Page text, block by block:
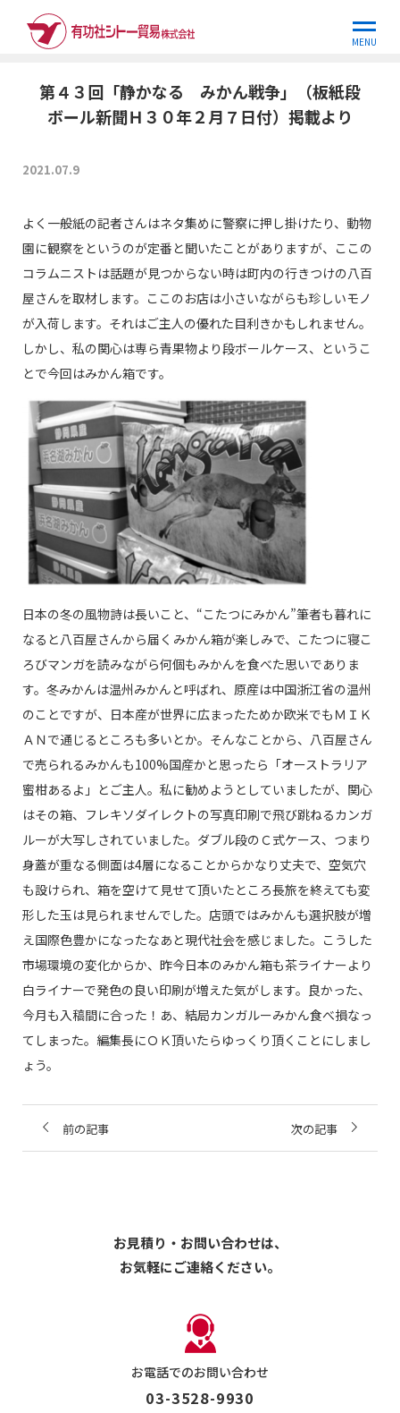
MENU
ホーム世界の現場から
第４３回「静かなる みかん戦争」（板紙
段…
第４３回「静かなる みかん戦争」（板紙段
ボール新聞Ｈ３０年２月７日付）掲載より
2021.07.9
よく一般紙の記者さんはネタ集めに警察に押し掛けたり、動物
園に観察をというのが定番と聞いたことがありますが、ここの
コラムニストは話題が見つからない時は町内の行きつけの八百
屋さんを取材します。ここのお店は小さいながらも珍しいモノ
が入荷します。それはご主人の優れた目利きかもしれません。
しかし、私の関心は専ら青果物より段ボールケース、というこ
とで今回はみかん箱です。
日本の冬の風物詩は長いこと、“こたつにみかん”筆者も暮れに
なると八百屋さんから届くみかん箱が楽しみで、こたつに寝こ
ろびマンガを読みながら何個もみかんを食べた思いでありま
す。冬みかんは温州みかんと呼ばれ、原産は中国浙江省の温州
のことですが、日本産が世界に広まったためか欧米でもＭＩＫ
ＡＮで通じるところも多いとか。そんなことから、八百屋さん
で売られるみかんも100%国産かと思ったら「オーストラリア
蜜柑あるよ」とご主人。私に勧めようとしていましたが、関心
はその箱、フレキソダイレクトの写真印刷で飛び跳ねるカンガ
ルーが大写しされていました。ダブル段のＣ式ケース、つまり
身蓋が重なる側面は4層になることからかなり丈夫で、空気穴
も設けられ、箱を空けて見せて頂いたところ長旅を終えても変
形した玉は見られませんでした。店頭ではみかんも選択肢が増
え国際色豊かになったなあと現代社会を感じました。こうした
市場環境の変化からか、昨今日本のみかん箱も茶ライナーより
白ライナーで発色の良い印刷が増えた気がします。良かった、
今月も入稿間に合った！あ、結局カンガルーみかん食べ損なっ
てしまった。編集長にＯＫ頂いたらゆっくり頂くことにしまし
ょう。
前の記事 次の記事
お見積り・お問い合わせは、
お気軽にご連絡ください。
お電話でのお問い合わせ
03-3528-9930